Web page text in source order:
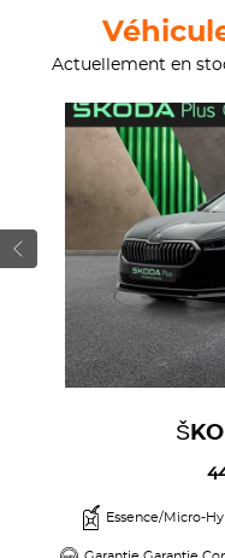
Actuellement en
Essence/Micro-